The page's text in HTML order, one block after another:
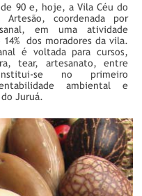
90 e, hoje, a Vila Céu do
coordenada por
em uma atividade
dos moradores da vila.
é voltada para cursos,
tear, artesanato, entre
se no primeiro
ambiental e
Juruá.